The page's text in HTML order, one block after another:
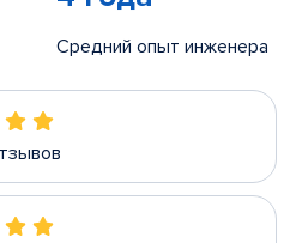
Средний опыт инженера